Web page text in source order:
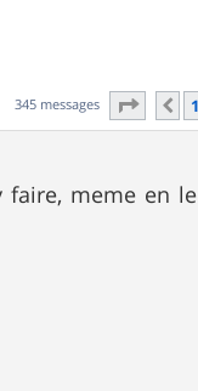
345 messages Page 1
meme en